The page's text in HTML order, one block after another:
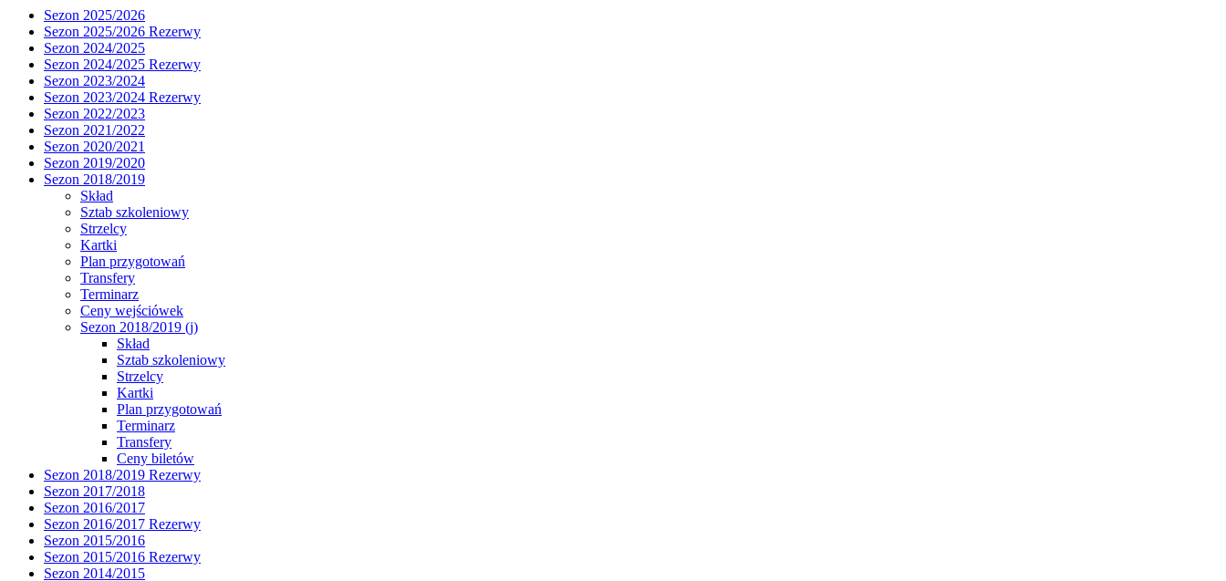
Sezon 2025/2026
Sezon 2025/2026 Rezerwy
Sezon 2024/2025
Sezon 2024/2025 Rezerwy
Sezon 2023/2024
Sezon 2023/2024 Rezerwy
Sezon 2022/2023
Sezon 2021/2022
Sezon 2020/2021
Sezon 2019/2020
Sezon 2018/2019
Skład
Sztab szkoleniowy
Strzelcy
Kartki
Plan przygotowań
Transfery
Terminarz
Ceny wejściówek
Sezon 2018/2019 (j)
Skład
Sztab szkoleniowy
Strzelcy
Kartki
Plan przygotowań
Terminarz
Transfery
Ceny biletów
Sezon 2018/2019 Rezerwy
Sezon 2017/2018
Sezon 2016/2017
Sezon 2016/2017 Rezerwy
Sezon 2015/2016
Sezon 2015/2016 Rezerwy
Sezon 2014/2015